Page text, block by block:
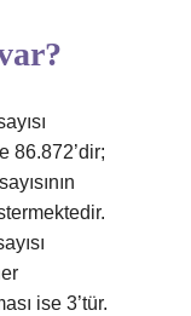
86.872’dir;
ise 3’tür.